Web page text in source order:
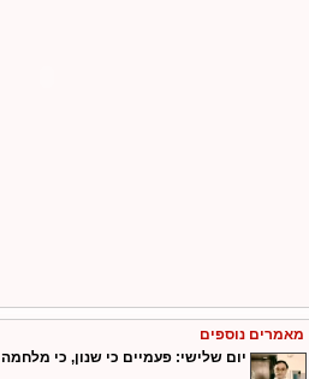
מאמרים נוספים
יום שלישי: פעמיים כי שנון, כי מלחמה